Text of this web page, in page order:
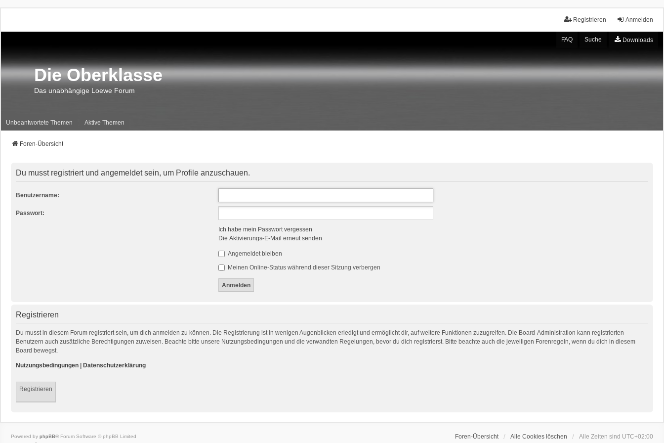
Anmelden
Registrieren
FAQ Suche Downloads
Die Oberklasse
Das unabhängige Loewe Forum
Unbeantwortete Themen Aktive Themen
Foren-Übersicht
Du musst registriert und angemeldet sein, um Profile anzuschauen.
Benutzername:
Passwort:
Ich habe mein Passwort vergessen
Die Aktivierungs-E-Mail erneut senden
Angemeldet bleiben
Meinen Online-Status während dieser Sitzung verbergen
Registrieren
Du musst in diesem Forum registriert sein, um dich anmelden zu können. Die Registrierung ist in wenigen Augenblicken erledigt und ermöglicht dir, auf weitere Funktionen zuzugreifen. Die Board-Administration kann registrierten
Benutzern auch zusätzliche Berechtigungen zuweisen. Beachte bitte unsere Nutzungsbedingungen und die verwandten Regelungen, bevor du dich registrierst. Bitte beachte auch die jeweiligen Forenregeln, wenn du dich in diesem
Board bewegst.
Nutzungsbedingungen Datenschutzerklärung
Registrieren
Foren-Übersicht Alle Cookies löschen Alle Zeiten sind UTC+02:00
Powered by phpBB® Forum Software © phpBB Limited